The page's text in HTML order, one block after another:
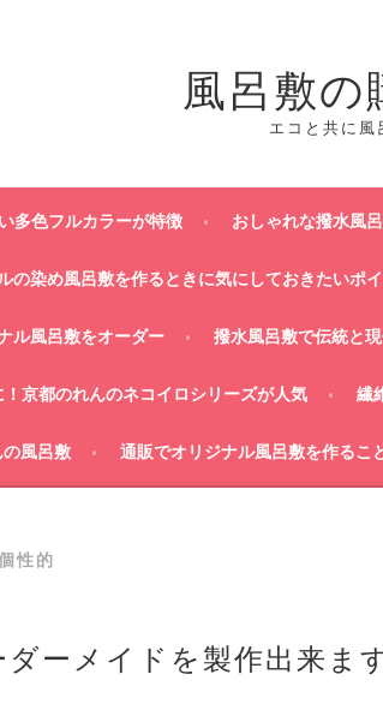
風呂敷の
エコと共に風
多色フルカラーが特徴 おしゃれな撥水風
の染め風呂敷を作るときに気にしておきたいポ
ル風呂敷をオーダー 撥水風呂敷で伝統と
京都のれんのネコイロシリーズが人気 繊
風呂敷 通販でオリジナル風呂敷を作るこ
性的
ダーメイドを製作出来ま